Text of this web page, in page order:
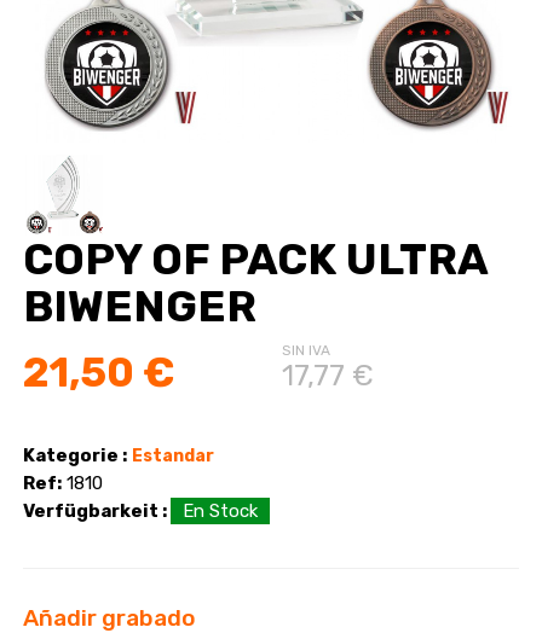
COPY OF PACK ULTRA
BIWENGER
21,50 € SIN IVA
17,77 €
Kategorie : Estandar
Ref: 1810
Verfügbarkeit :
En Stock
Añadir grabado